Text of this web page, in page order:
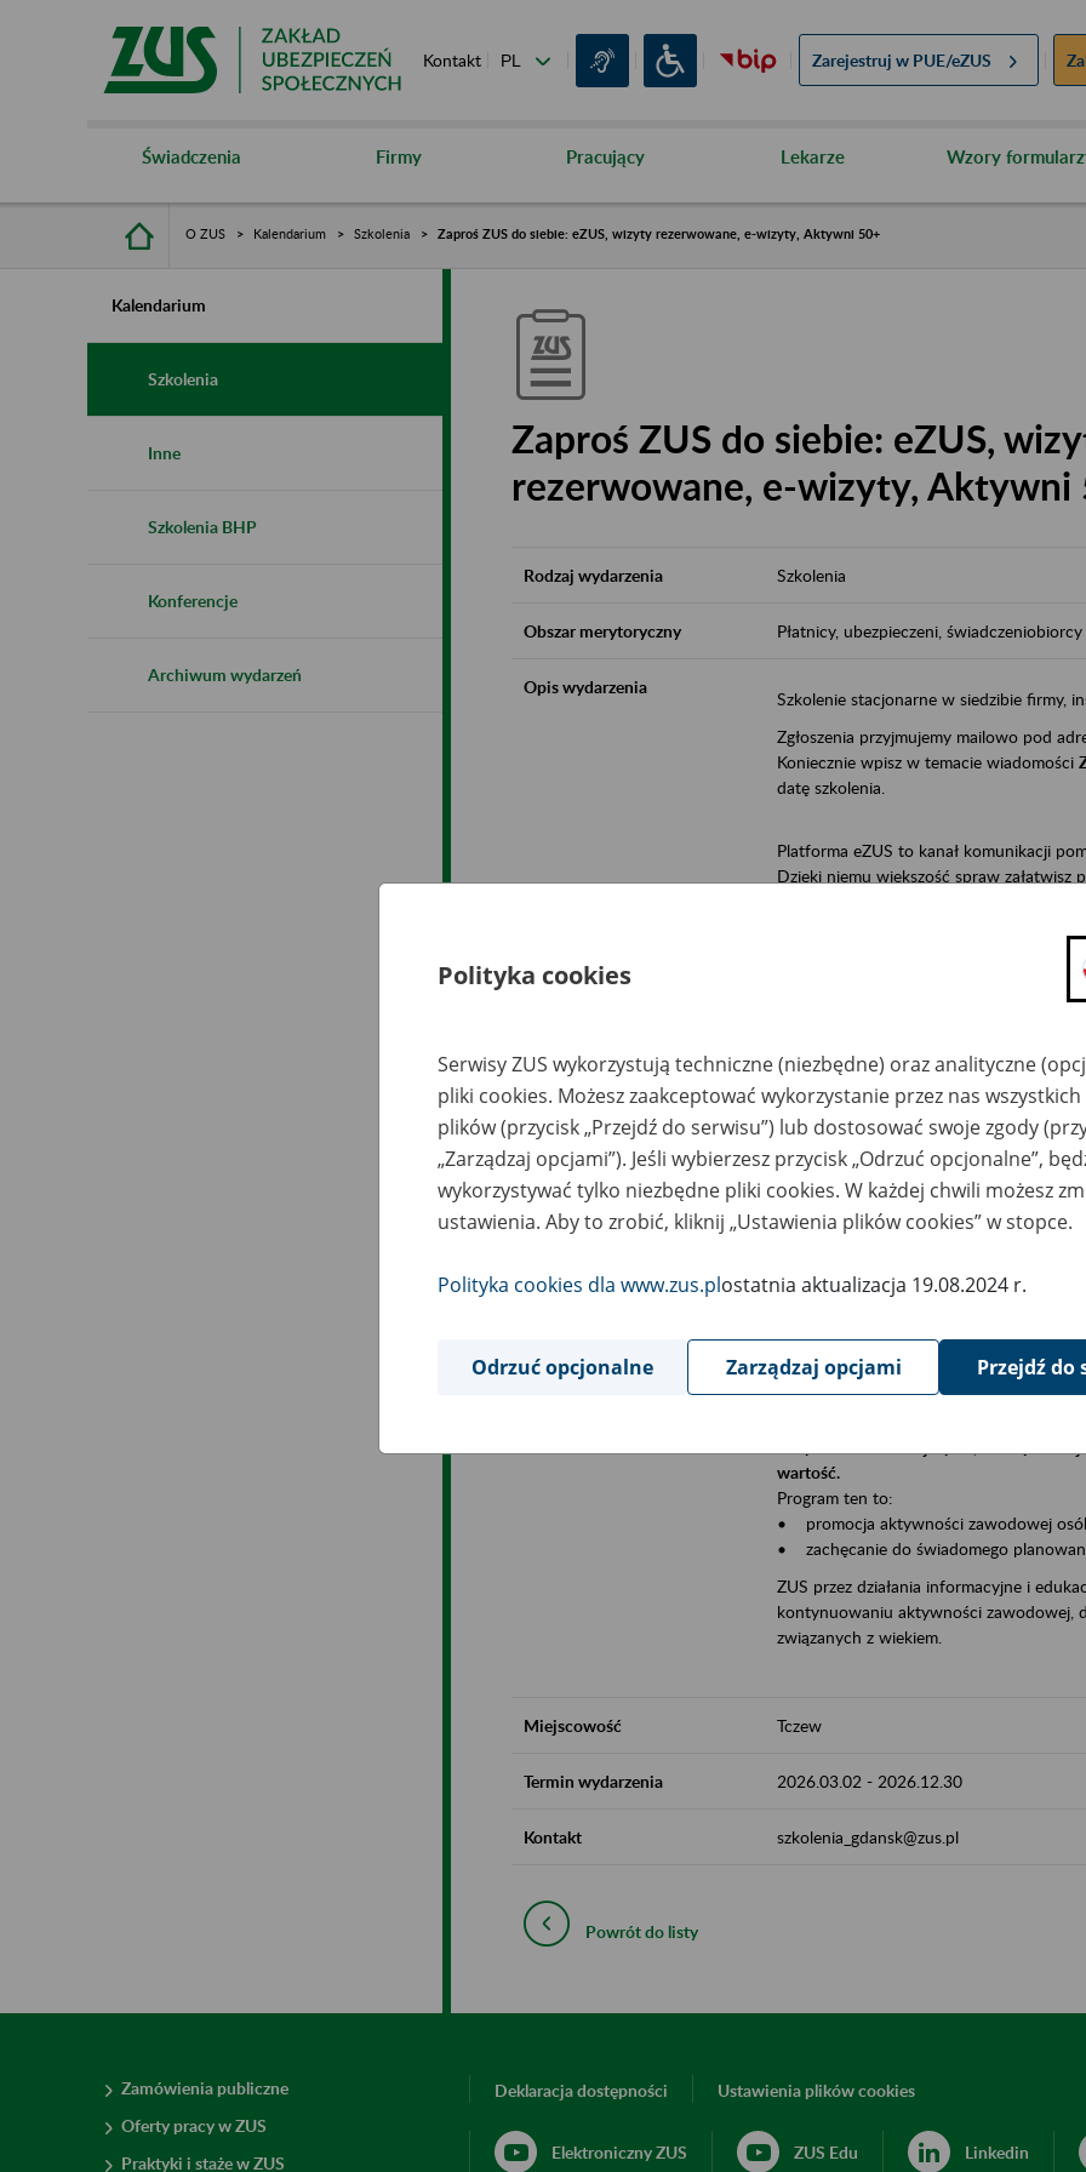
Kontakt Zarejestruj w PUE/eZUS
Świadczenia Firmy Pracujący Lekarze Wzory
O ZUS Kalendarium Szkolenia Zaproś ZUS do siebie: eZUS, wizyty rezerwowane, e-wizyty, Aktywni 50+
Kalendarium
Szkolenia
Inne
Szkolenia BHP
Konferencje
Archiwum wydarzeń
Zaproś ZUS do siebie: eZUS,
rezerwowane, e-wizyty, Aktywni
Rodzaj wydarzenia Szkolenia
Obszar merytoryczny Płatnicy, ubezpieczeni, świadczeniobiorcy
Opis wydarzenia
Szkolenie stacjonarne w siedzibie firmy,
Zgłoszenia przyjmujemy mailowo pod
Koniecznie wpisz w temacie wiadomości
datę szkolenia.
Platforma eZUS to kanał komunikacji
Dzięki niemu większość spraw załatwisz
Jeśli jesteś osoba ubezpieczoną (np.
• możesz sprawdzić swoje dane na
Jeśli jesteś płatnikiem składek (np.
• możesz skorzystać z aplikacji
ubezpieczeń, wypełnisz i przekażesz
ZUS;
• możesz złożyć wniosek o wydanie
• masz dostęp do zwolnień lekarskich
Jeśli jesteś świadczeniobiorcą:
• masz dostęp m.in. do formularza PIT
do formularza PIT 40A, czyli rocznego
• możesz zarezerwować wizytę;
• możesz też złożyć wniosek o zmianę
Aktywni 50+ to inicjatywa, która
wartość.
Program ten to:
• promocja aktywności zawodowej
• zachęcanie do świadomego
ZUS przez działania informacyjne i
kontynuowaniu aktywności zawodowej,
związanych z wiekiem.
Miejscowość Tczew
Termin wydarzenia 2026.03.02 - 2026.12.30
Kontakt szkolenia_gdansk@zus.pl
Powrót do listy
Zamówienia publiczne
Oferty pracy w ZUS
Praktyki i staże w ZUS
Deklaracja dostępności Ustawienia plików cookies
Elektroniczny ZUS ZUS Edu Linkedin
Polityka cookies
Serwisy ZUS wykorzystują techniczne (niezbędne) oraz analityczne
pliki cookies. Możesz zaakceptować wykorzystanie przez nas
plików (przycisk „Przejdź do serwisu”) lub dostosować swoje zgody
„Zarządzaj opcjami”). Jeśli wybierzesz przycisk „Odrzuć opcjonalne”,
wykorzystywać tylko niezbędne pliki cookies. W każdej chwili możesz
ustawienia. Aby to zrobić, kliknij „Ustawienia plików cookies” w stopce.
Polityka cookies dla www.zus.plostatnia aktualizacja 19.08.2024 r.
Odrzuć opcjonalne Zarządzaj opcjami Przejdź do